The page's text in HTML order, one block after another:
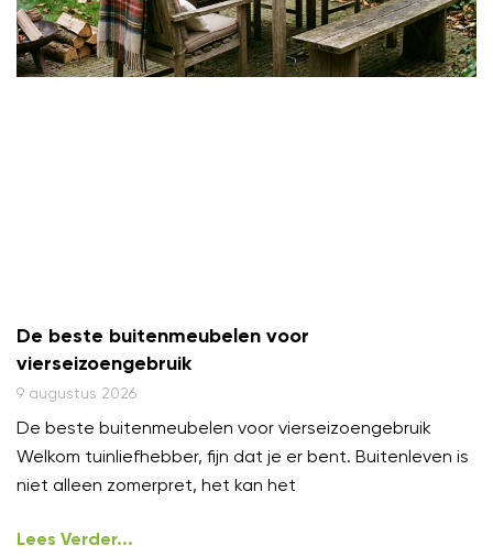
De beste buitenmeubelen voor
vierseizoengebruik
9 augustus 2026
De beste buitenmeubelen voor vierseizoengebruik
Welkom tuinliefhebber, fijn dat je er bent. Buitenleven is
niet alleen zomerpret, het kan het
Lees Verder...